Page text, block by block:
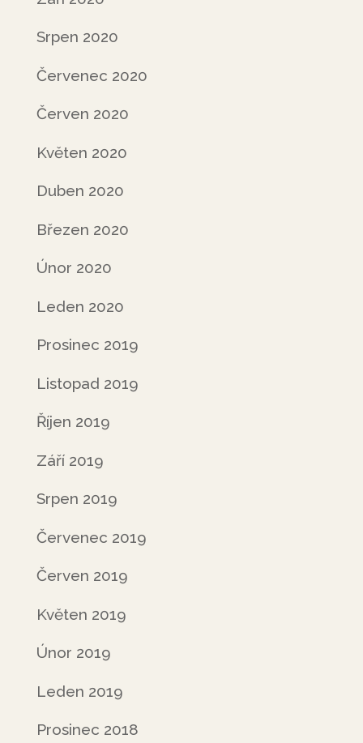
Srpen 2020
Červenec 2020
Červen 2020
Květen 2020
Duben 2020
Březen 2020
Únor 2020
Leden 2020
Prosinec 2019
Listopad 2019
Říjen 2019
Září 2019
Srpen 2019
Červenec 2019
Červen 2019
Květen 2019
Únor 2019
Leden 2019
Prosinec 2018